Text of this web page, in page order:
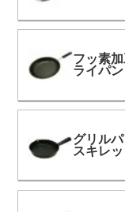
よくある質問
会社概要
フッ素
ライパン
グリルパ
スキレッ